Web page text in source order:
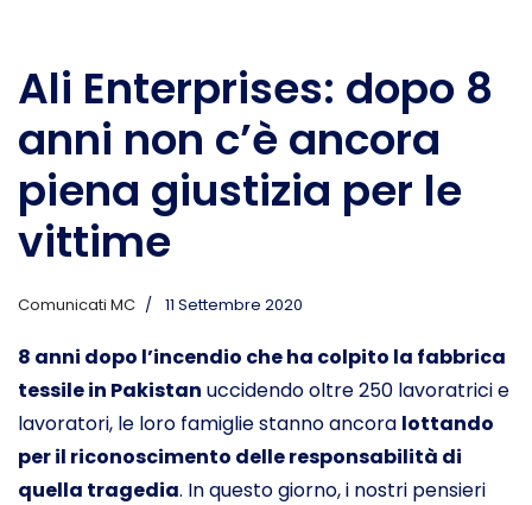
Ali Enterprises: dopo 8
anni non c’è ancora
piena giustizia per le
vittime
Comunicati MC 11 Settembre 2020
8 anni dopo l’incendio che ha colpito la fabbrica
tessile in Pakistan uccidendo oltre 250 lavoratrici e
lavoratori, le loro famiglie stanno ancora lottando
per il riconoscimento delle responsabilità di
quella tragedia. In questo giorno, i nostri pensieri